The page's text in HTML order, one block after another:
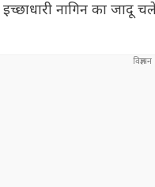
नागिन का जादू